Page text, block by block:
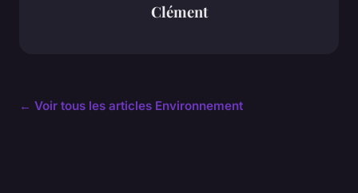
Clément
← Voir tous les articles Environnement